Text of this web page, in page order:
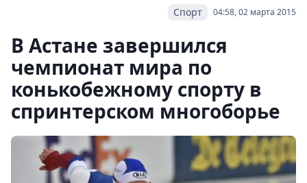
04:58, 02 марта 2015
Спорт
В Астане завершился
чемпионат мира по
конькобежному спорту в
спринтерском многоборье